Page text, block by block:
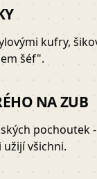
kufry,
šéf".
NA ZUB
všichni.